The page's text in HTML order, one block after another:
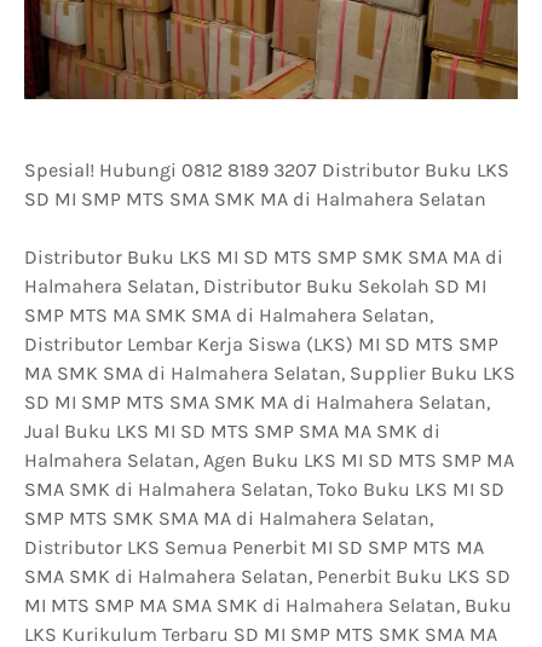
Spesial! Hubungi 0812 8189 3207 Distributor Buku LKS
SD MI SMP MTS SMA SMK MA di Halmahera Selatan
Distributor Buku LKS MI SD MTS SMP SMK SMA MA di
Halmahera Selatan, Distributor Buku Sekolah SD MI
SMP MTS MA SMK SMA di Halmahera Selatan,
Distributor Lembar Kerja Siswa (LKS) MI SD MTS SMP
MA SMK SMA di Halmahera Selatan, Supplier Buku LKS
SD MI SMP MTS SMA SMK MA di Halmahera Selatan,
Jual Buku LKS MI SD MTS SMP SMA MA SMK di
Halmahera Selatan, Agen Buku LKS MI SD MTS SMP MA
SMA SMK di Halmahera Selatan, Toko Buku LKS MI SD
SMP MTS SMK SMA MA di Halmahera Selatan,
Distributor LKS Semua Penerbit MI SD SMP MTS MA
SMA SMK di Halmahera Selatan, Penerbit Buku LKS SD
MI MTS SMP MA SMA SMK di Halmahera Selatan, Buku
LKS Kurikulum Terbaru SD MI SMP MTS SMK SMA MA